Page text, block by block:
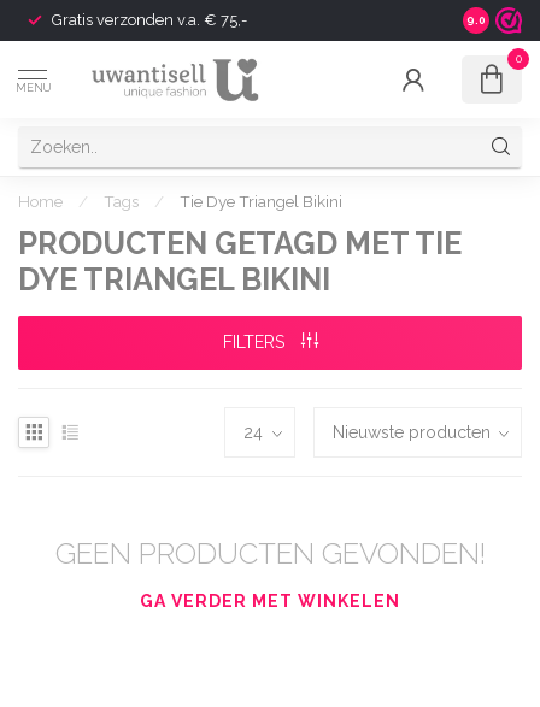
Gratis verzonden v.a. € 75,- Shipping
9.0
MENU
0
Home / Tags / Tie Dye Triangel Bikini
PRODUCTEN GETAGD MET TIE
DYE TRIANGEL BIKINI
FILTERS
GEEN PRODUCTEN GEVONDEN!
GA VERDER MET WINKELEN